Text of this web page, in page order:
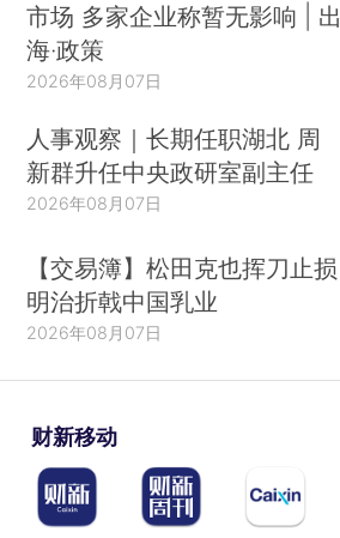
市场 多家企业称暂无影响 | 出
海·政策
2026年08月07日
人事观察｜长期任职湖北 周
新群升任中央政研室副主任
2026年08月07日
【交易簿】松田克也挥刀止损
明治折戟中国乳业
2026年08月07日
财新移动